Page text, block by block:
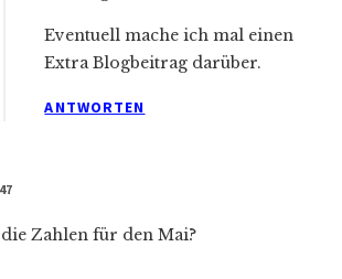
Eventuell mache ich mal einen
Extra Blogbeitrag darüber.
ANTWORTEN
Zahlen für den Mai?